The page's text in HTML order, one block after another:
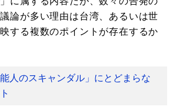
論が多い理由は台湾、あるいは世
する複数のポイントが存在するか
能人のスキャンダル」にとどまらな